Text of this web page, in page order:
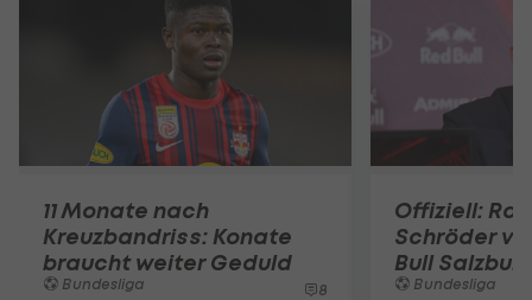
11 Monate nach
Kreuzbandriss: Konate
braucht weiter Geduld
Bundesliga 8
Offiziell:
Schröder
Bull
Bundesliga